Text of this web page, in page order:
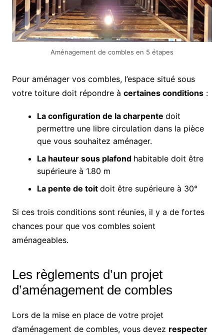
Aménagement de combles en 5 étapes
Pour aménager vos combles, l’espace situé sous
votre toiture doit répondre à certaines conditions:
La configuration de la charpente doit
permettre une libre circulation dans la pièce
que vous souhaitez aménager.
La hauteur sous plafond habitable doit être
supérieure à 1.80 m
La pente de toit doit être supérieure à 30°
Si ces trois conditions sont réunies, il y a de fortes
chances pour que vos combles soient
aménageables.
Les règlements d’un projet
d’aménagement de combles
Lors de la mise en place de votre projet
d’aménagement de combles, vous devez respecter